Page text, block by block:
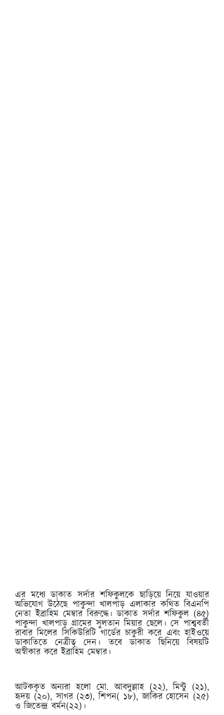
এর মধ্যে ডাকাত সর্দার শফিকুলকে ছাড়িয়ে নিয়ে যাওয়ার
অভিযোগ উঠেছে পাকুন্দা খালপাড় এলাকার কথিত বিএনপি
নেতা ইব্রাহিম মেম্বার বিরুদ্ধে। ডাকাত সর্দার শফিকুল (৪৫)
পাকুন্দা খালপাড় গ্রামের সুলতান মিয়ার ছেলে। সে পাশ্ববর্তী
রাবার মিলের সিকিউরিটি গার্ডের চাকুরী করে এবং হাইওয়ে
ডাকাতিতে নেত্রীত্ব দেন। তবে ডাকাত ছিনিয়ে বিষয়টি
অস্বীকার করে ইব্রাহিম মেম্বার।
আটককৃত অন্যরা হলো মো. আবদুল্লাহ (২২), মিন্টু (২১),
হৃদয় (২০), সাগর (২৩), শিপন( ১৮), জাকির হোসেন (২৫)
ও জিতেন্দ্র বর্মন(২২)।